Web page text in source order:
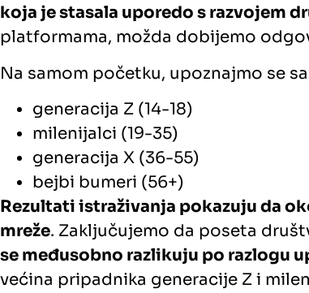
koja je stasala uporedo s razvojem
platformama, možda dobijemo
Na samom početku, upoznajmo se
generacija Z (14-18)
milenijalci (19-35)
generacija X (36-55)
bejbi bumeri (56+)
Rezultati istraživanja pokazuju da
mreže. Zaključujemo da poseta
se međusobno razlikuju po razlogu
većina pripadnika generacije Z i